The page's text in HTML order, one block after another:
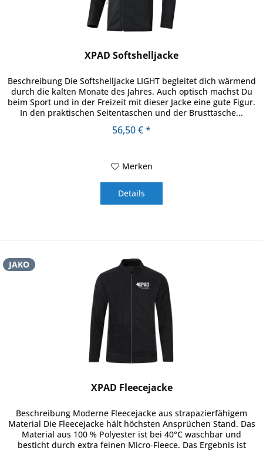
XPAD Softshelljacke
Beschreibung Die Softshelljacke LIGHT begleitet dich wärmend
durch die kalten Monate des Jahres. Auch optisch machst Du
beim Sport und in der Freizeit mit dieser Jacke eine gute Figur.
In den praktischen Seitentaschen und der Brusttasche...
56,50 € *
Merken
Details
JAKO
XPAD Fleecejacke
Beschreibung Moderne Fleecejacke aus strapazierfähigem
Material Die Fleecejacke hält höchsten Ansprüchen Stand. Das
Material aus 100 % Polyester ist bei 40°C waschbar und
besticht durch extra feinen Micro-Fleece. Das Ergebnis ist